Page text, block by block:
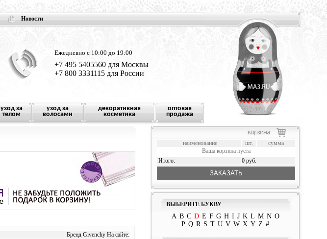
Новости
Ежедневно с 10:00 до 19:00
+7 495 5405560 для Москвы
+7 800 3331115 для России
уход за
телом
уход за
волосами
декоративная
косметика
оптовая
продажа
Бренд Givenchy На сайте:
наименование шт.
сумма
Ваша корзина пуста
Итого:
0 руб.
ЗАКАЗАТЬ
ВЫБЕРИТЕ БУКВУ
A B C D E F G H I J K L M N O
P Q R S T U V W X Y Z #